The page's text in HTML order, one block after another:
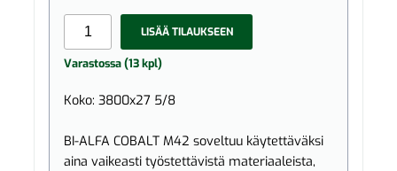
LISÄÄ TILAUKSEEN
Varastossa (13 kpl)
Koko: 3800x27 5/8
BI-ALFA COBALT M42 soveltuu käytettäväksi
aina vaikeasti työstettävistä materiaaleista,